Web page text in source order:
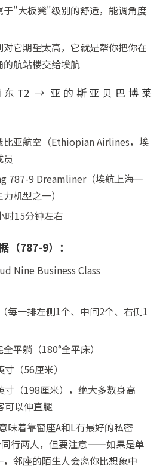
于"大板凳"级别的舒适，能调角度
它期望太高，它就是帮你把你在
航站楼交给埃航
T2 → 亚的斯亚贝巴博莱
比亚航空（Ethiopian Airlines，埃
员
787-9 Dreamliner（埃航上海—
机型之一）
时15分钟左右
（787-9）：
Nine Business Class
每一排左侧1个、中间2个、右侧1
平躺（180°全平床）
（56厘米）
寸（198厘米），绝大多数身高
可以伸直腿
味着靠窗座A和L有最好的私密
行两人，但要注意——如果是单
邻座的陌生人会离你比想象中